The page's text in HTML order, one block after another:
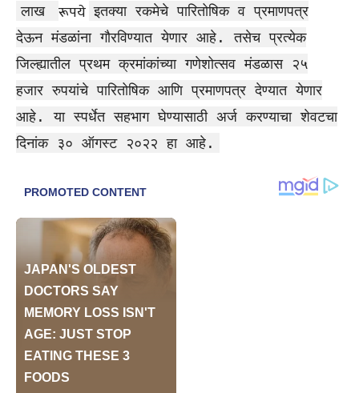
लाख रूपये इतक्या रकमेचे पारितोषिक व प्रमाणपत्र
देऊन मंडळांना गौरविण्यात येणार आहे. तसेच प्रत्येक
जिल्ह्यातील प्रथम क्रमांकांच्या गणेशोत्सव मंडळास २५
हजार रुपयांचे पारितोषिक आणि प्रमाणपत्र देण्यात येणार
आहे. या स्पर्धेत सहभाग घेण्यासाठी अर्ज करण्याचा शेवटचा
दिनांक ३० ऑगस्ट २०२२ हा आहे.